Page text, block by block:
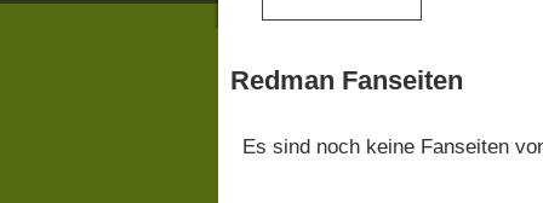
Redman Fanseiten
Es sind noch keine Fanseiten